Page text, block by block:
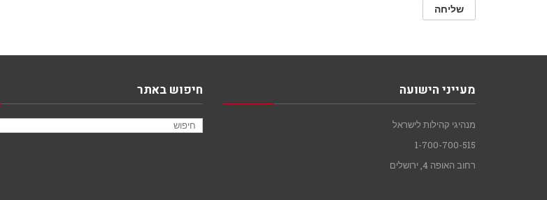
מעייני הישועה
מנהיגי קהילות לישראל
1-700-700-515
רחוב האופה 4, ירושלים
חיפוש באתר